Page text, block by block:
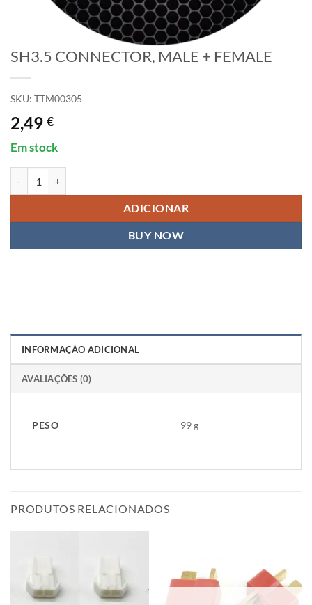
SH3.5 CONNECTOR, MALE + FEMALE
SKU: TTM00305
2,49 €
Em stock
ADICIONAR
BUY NOW
INFORMAÇÃO ADICIONAL
AVALIAÇÕES (0)
PESO 99 g
PRODUTOS RELACIONADOS